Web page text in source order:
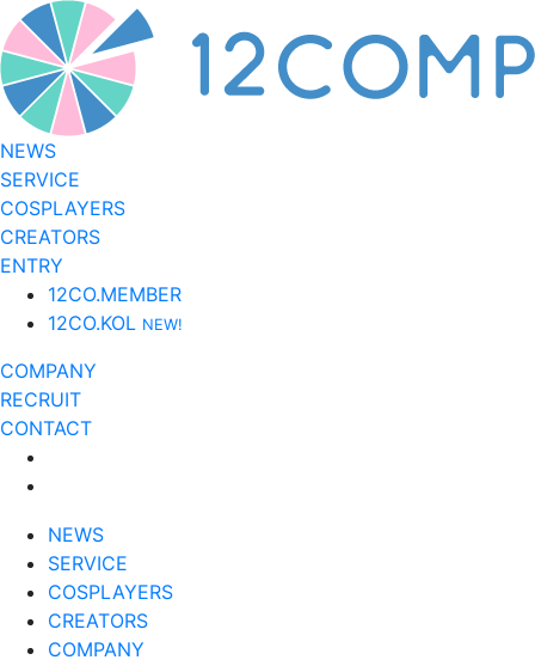
NEWS
SERVICE
COSPLAYERS
CREATORS
ENTRY
12CO.MEMBER
12CO.KOL NEW!
COMPANY
RECRUIT
CONTACT
NEWS
SERVICE
COSPLAYERS
CREATORS
COMPANY